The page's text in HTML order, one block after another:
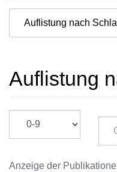
Auflistung nach
Auflistung
Anzeige der